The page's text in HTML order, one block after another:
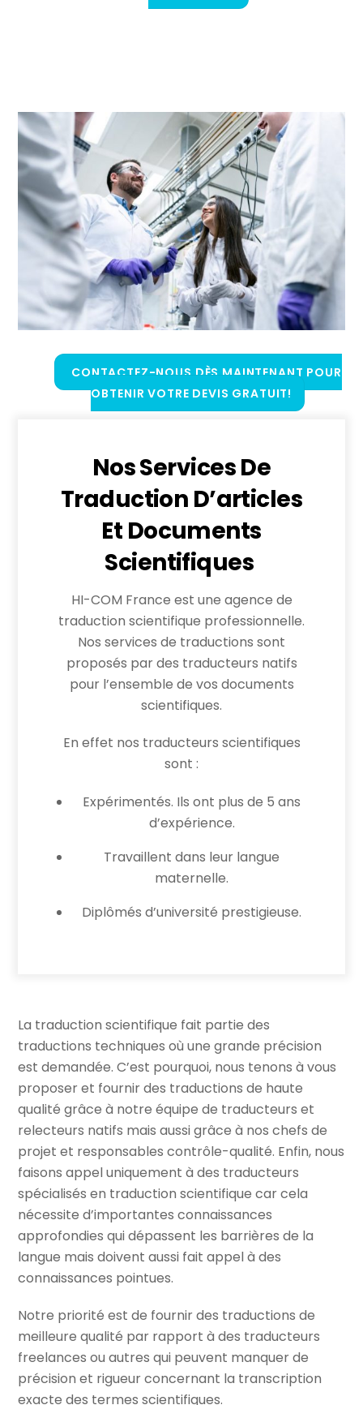
CONTACTEZ-NOUS DÈS MAINTENANT POUR
OBTENIR VOTRE DEVIS GRATUIT!
Nos Services De
Traduction D’articles
Et Documents
Scientifiques
HI-COM France est une agence de
traduction scientifique professionnelle.
Nos services de traductions sont
proposés par des traducteurs natifs
pour l’ensemble de vos documents
scientifiques.
En effet nos traducteurs scientifiques
sont :
Expérimentés. Ils ont plus de 5 ans
d’expérience.
Travaillent dans leur langue
maternelle.
Diplômés d’université prestigieuse.
La traduction scientifique fait partie des
traductions techniques où une grande précision
est demandée. C’est pourquoi, nous tenons à vous
proposer et fournir des traductions de haute
qualité grâce à notre équipe de traducteurs et
relecteurs natifs mais aussi grâce à nos chefs de
projet et responsables contrôle-qualité. Enfin, nous
faisons appel uniquement à des traducteurs
spécialisés en traduction scientifique car cela
nécessite d’importantes connaissances
approfondies qui dépassent les barrières de la
langue mais doivent aussi fait appel à des
connaissances pointues.
Notre priorité est de fournir des traductions de
meilleure qualité par rapport à des traducteurs
freelances ou autres qui peuvent manquer de
précision et rigueur concernant la transcription
exacte des termes scientifiques.